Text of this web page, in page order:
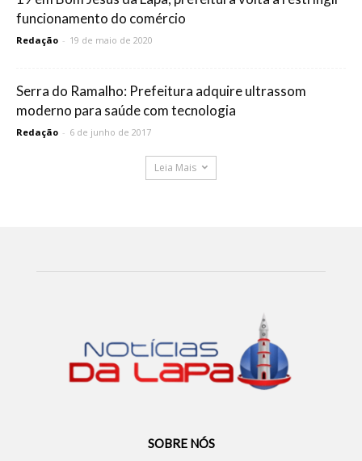
funcionamento do comércio
Redação - 19 de maio de 2020
Serra do Ramalho: Prefeitura adquire ultrassom
moderno para saúde com tecnologia
Redação - 6 de junho de 2017
Leia Mais
SOBRE NÓS